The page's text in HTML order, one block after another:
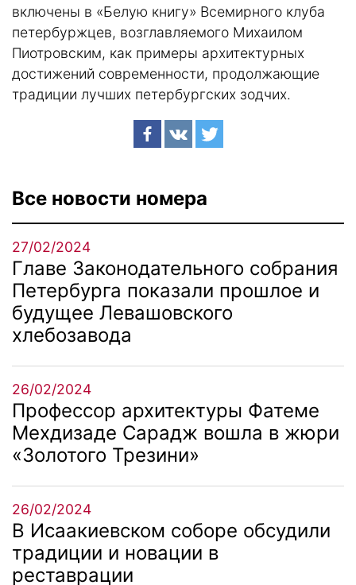
включены в «Белую книгу» Всемирного клуба
петербуржцев, возглавляемого Михаилом
Пиотровским, как примеры архитектурных
достижений современности, продолжающие
традиции лучших петербургских зодчих.
Все новости номера
27/02/2024
Главе Законодательного собрания
Петербурга показали прошлое и
будущее Левашовского
хлебозавода
26/02/2024
Профессор архитектуры Фатеме
Мехдизаде Сарадж вошла в жюри
«Золотого Трезини»
26/02/2024
В Исаакиевском соборе обсудили
традиции и новации в
реставрации